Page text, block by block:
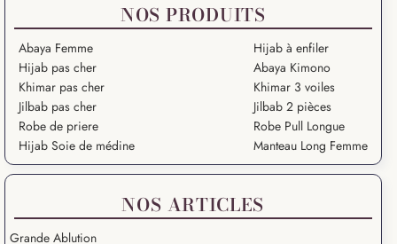
NOS PRODUITS
Abaya Femme
Hijab pas cher
Khimar pas cher
Jilbab pas cher
Robe de priere
Hijab Soie de médine
Hijab à enfiler
Abaya Kimono
Khimar 3 voiles
Jilbab 2 pièces
Robe Pull Longue
Manteau Long Femme
NOS ARTICLES
Grande Ablution